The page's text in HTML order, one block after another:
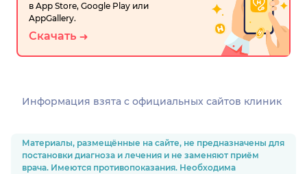
в App Store, Google Play или
AppGallery.
Скачать
Информация взята c официальных сайтов клиник
Материалы, размещённые на сайте, не предназначены для
постановки диагноза и лечения и не заменяют приём
врача. Имеются противопоказания. Необходима